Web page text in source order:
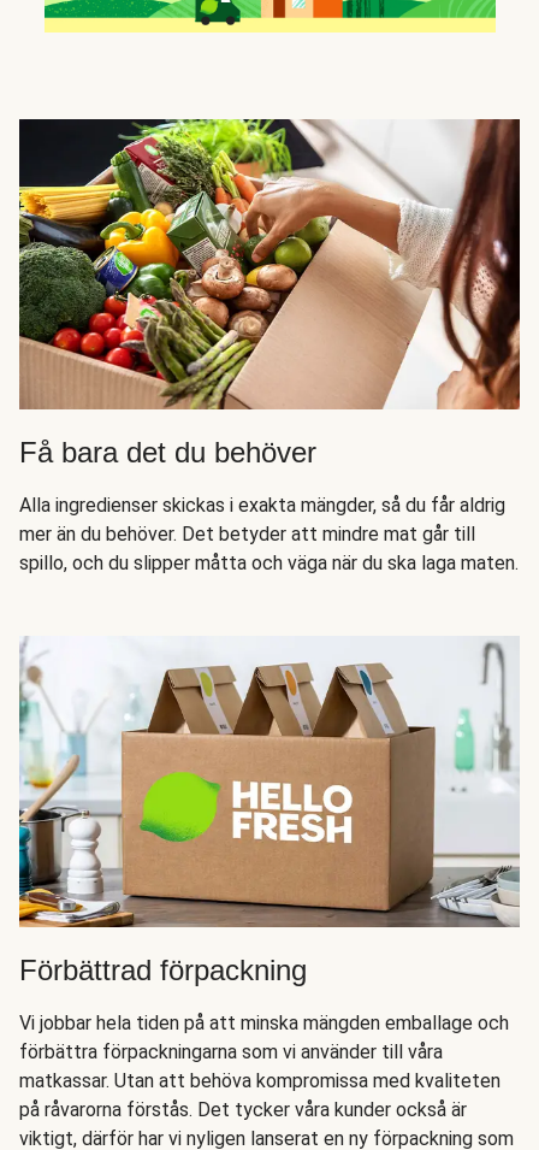
Få bara det du behöver
Alla ingredienser skickas i exakta mängder, så du får aldrig
mer än du behöver. Det betyder att mindre mat går till
spillo, och du slipper måtta och väga när du ska laga maten.
Förbättrad förpackning
Vi jobbar hela tiden på att minska mängden emballage och
förbättra förpackningarna som vi använder till våra
matkassar. Utan att behöva kompromissa med kvaliteten
på råvarorna förstås. Det tycker våra kunder också är
viktigt, därför har vi nyligen lanserat en ny förpackning som